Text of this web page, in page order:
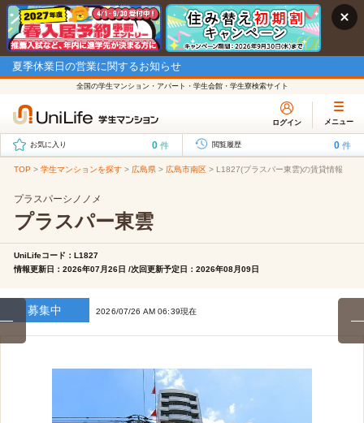
夏季休業日の営業に関するお知らせ
全国の学生マンション・アパート・学生会館・学生寮検索サイト
ログイン メニュー
お気に入り 0 件 閲覧履歴 0 件
TOP > 学生マンションを探す > 広島県 > 広島市南区 > L1827(プラスパー東雲)の賃貸情報
プラスパーシノノメ
プラスパー東雲
UniLifeコード：L1827
情報更新日：2026年07月26日 /次回更新予定日：2026年08月09日
募集中 2026/07/26 AM 06:39現在